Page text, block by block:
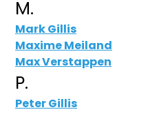
M.
Mark Gillis
Maxime Meiland
Max Verstappen
P.
Peter Gillis